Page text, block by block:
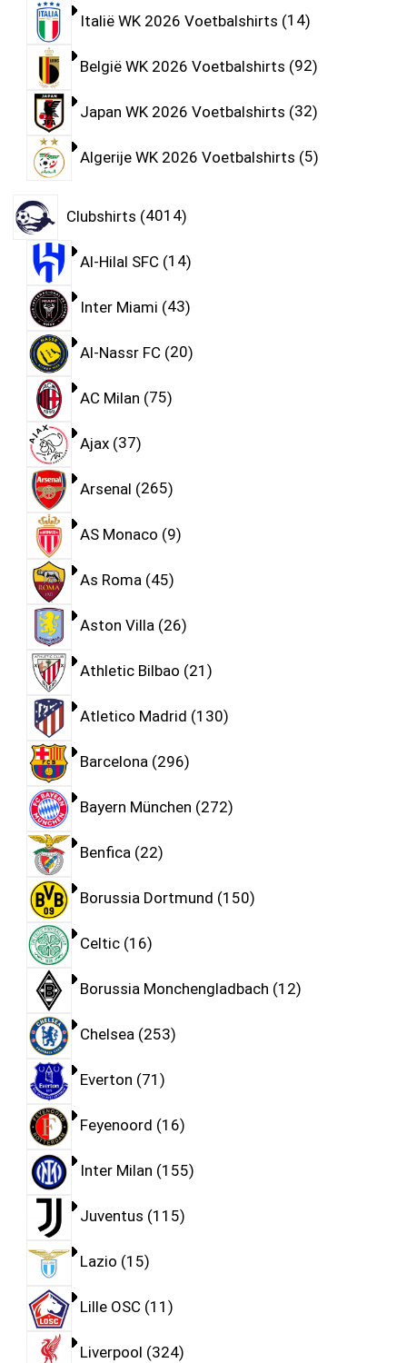
Italië WK 2026 Voetbalshirts 14
België WK 2026 Voetbalshirts 92
Japan WK 2026 Voetbalshirts 32
Algerije WK 2026 Voetbalshirts 5
Clubshirts 4014
Al-Hilal SFC 14
Inter Miami 43
Al-Nassr FC 20
AC Milan 75
Ajax 37
Arsenal 265
AS Monaco 9
As Roma 45
Aston Villa 26
Athletic Bilbao 21
Atletico Madrid 130
Barcelona 296
Bayern München 272
Benfica 22
Borussia Dortmund 150
Celtic 16
Borussia Monchengladbach 12
Chelsea 253
Everton 71
Feyenoord 16
Inter Milan 155
Juventus 115
Lazio 15
Lille OSC 11
Liverpool 324